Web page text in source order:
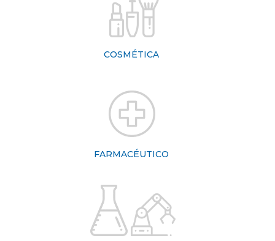
COSMÉTICA
FARMACÉUTICO